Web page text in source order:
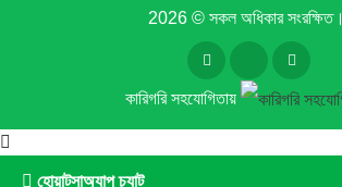
2026 © সকল অধিকার সংরক্ষিত।
কারিগরি সহযোগিতায়
হোয়াটসাঅ্যাপ চ্যাট